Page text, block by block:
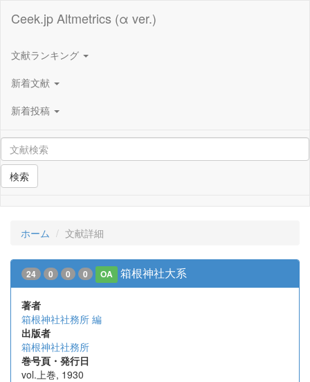
Ceek.jp Altmetrics (α ver.)
文献ランキング
新着文献
新着投稿
検索
ホーム 文献詳細
24 0 0 0 OA 箱根神社大系
著者
箱根神社社務所 編
出版者
箱根神社社務所
巻号頁・発行日
vol.上巻, 1930